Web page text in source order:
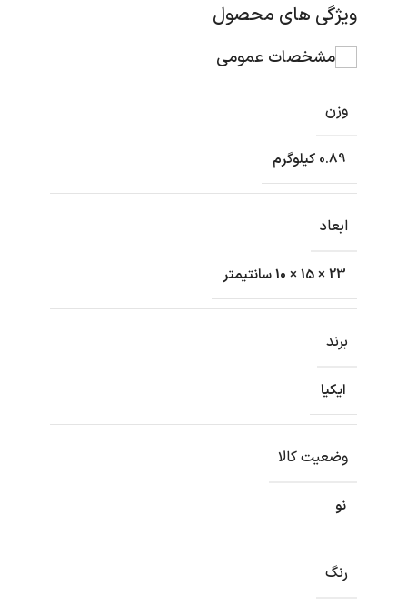
ویژگی های محصول
مشخصات عمومی
وزن
0.89 کیلوگرم
ابعاد
23 × 15 × 10 سانتیمتر
برند
ایکیا
وضعیت کالا
نو
رنگ